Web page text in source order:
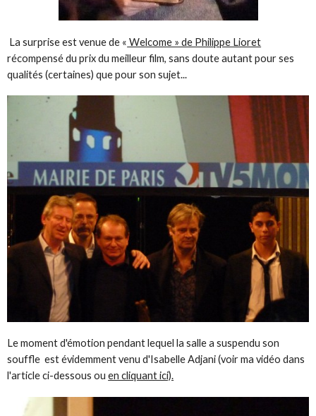
La surprise est venue de « Welcome » de Philippe Lioret
récompensé du prix du meilleur film, sans doute autant pour ses
qualités (certaines) que pour son sujet...
Le moment d'émotion pendant lequel la salle a suspendu son
souffle est évidemment venu d'Isabelle Adjani (voir ma vidéo dans
l'article ci-dessous ouen cliquant ici).